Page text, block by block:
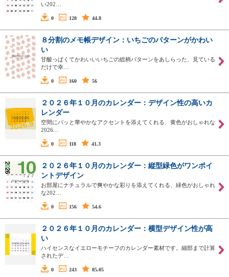
い202…
0 128 44.8
８分割のメモ帳デザイン：いちごのパターンがかわい
い
甘酸っぱくてかわいいいちごの総柄パターンをあしらった、見ている
だけで幸…
0 160 56
２０２６年１０月のカレンダー：デザイン性の高いカ
レンダー
空間にパッと華やかなアクセントを添えてくれる、黄色がおしゃれな
2026…
0 118 41.3
２０２６年１０月のカレンダー：縦型緑色がワンポイ
ントデザイン
お部屋にナチュラルで爽やかな彩りを添えてくれる、緑色がおしゃれ
な202…
0 156 54.6
２０２６年１０月のカレンダー：横型デザイン性が高
い
ハイセンスなイエローモチーフのカレンダー素材です。細部まで計算
されたデ…
0 243 85.05